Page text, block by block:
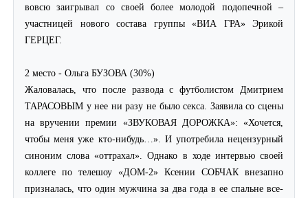
вовсю заигрывал со своей более молодой подопечной –
участницей нового состава группы «ВИА ГРА» Эрикой
ГЕРЦЕГ.
2 место - Ольга БУЗОВА (30%)
Жаловалась, что после развода с футболистом Дмитрием
ТАРАСОВЫМ у нее ни разу не было секса. Заявила со сцены
на вручении премии «ЗВУКОВАЯ ДОРОЖКА»: «Хочется,
чтобы меня уже кто-нибудь…». И употребила нецензурный
синоним слова «оттрахал». Однако в ходе интервью своей
коллеге по телешоу «ДОМ-2» Ксении СОБЧАК внезапно
призналась, что один мужчина за два года в ее спальне все-